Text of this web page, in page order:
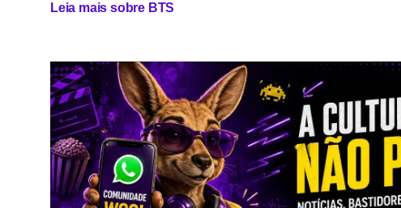
Leia mais sobre BTS